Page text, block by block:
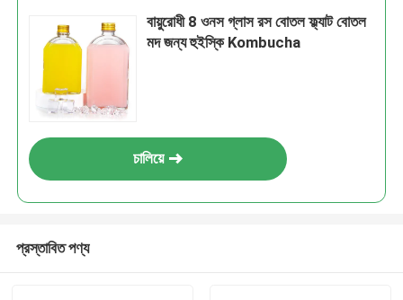
বায়ুরোধী 8 ওনস গ্লাস রস বোতল ফ্ল্যাট বোতল
মদ জন্য হুইস্কি Kombucha
চালিয়ে
প্রস্তাবিত পণ্য